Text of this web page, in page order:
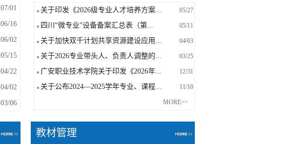
07/01
06/16
06/02
05/15
04/22
04/02
03/06
关于印发《2026级专业人才培养方案... 05/27
四川“微专业”设备备案汇总表（第... 05/11
关于加快双千计划共享资源建设应用... 04/03
关于2026专业带头人、负责人调整的... 03/25
广安职业技术学院关于印发《2026年... 12/31
关于公布2024—2025学年专业、课程... 11/10
MORE>>
教材管理